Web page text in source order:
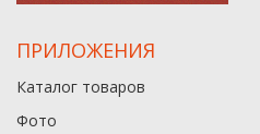
ПРИЛОЖЕНИЯ
Каталог товаров
Фото